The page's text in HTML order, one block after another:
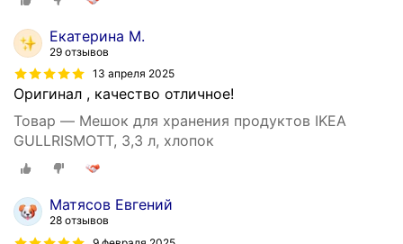
Екатерина М.
29 отзывов
13 апреля 2025
Оригинал , качество отличное!
Товар — Мешок для хранения продуктов IKEA
GULLRISMOTT, 3,3 л, хлопок
Матясов Евгений
28 отзывов